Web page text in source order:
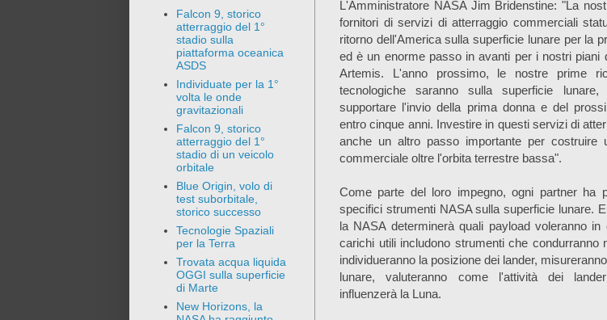
L'Amministratore NASA Jim Bridenstine: "La
fornitori di servizi di atterraggio commerciali
ritorno dell'America sulla superficie lunare per la
ed è un enorme passo in avanti per i nostri piani
Artemis. L'anno prossimo, le nostre prime
tecnologiche saranno sulla superficie
supportare l'invio della prima donna e del
entro cinque anni. Investire in questi servizi di
anche un altro passo importante per costruire
commerciale oltre l'orbita terrestre bassa".
Come parte del loro impegno, ogni partner ha
specifici strumenti NASA sulla superficie lunare.
la NASA determinerà quali payload voleranno
carichi utili includono strumenti che condurranno
individueranno la posizione dei lander,
lunare, valuteranno come l'attività dei
influenzerà la Luna.
Falcon 9, storico
atterraggio del 1°
stadio sulla
piattaforma oceanica
ASDS
Individuate per la 1°
volta le onde
gravitazionali
Falcon 9, storico
atterraggio del 1°
stadio di un veicolo
orbitale
Blue Origin, volo di
test suborbitale,
storico successo
Tecnologie Spaziali
per la Terra
Trovata acqua liquida
OGGI sulla superficie
di Marte
New Horizons, la